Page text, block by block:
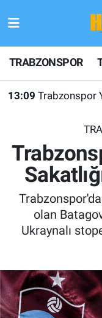
TRABZONSPOR
13:09 Trabzonspor
olan
Ukraynalı
TRABZON
KULİS
1461
FUTBOL
TV VE
Hava Durumu
Trafik Durumu
Son Dakika
Haber Arşivi